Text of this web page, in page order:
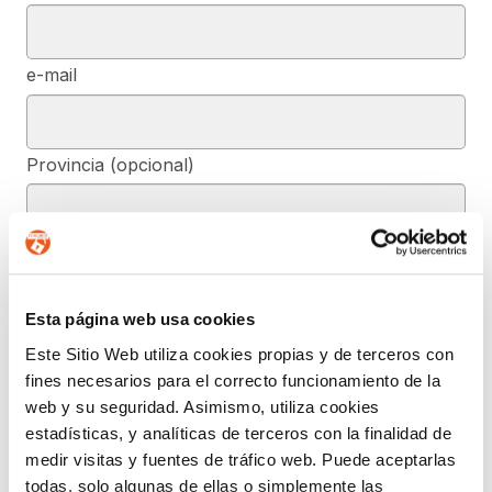
Esta página web usa cookies
Este Sitio Web utiliza cookies propias y de terceros con
fines necesarios para el correcto funcionamiento de la
web y su seguridad. Asimismo, utiliza cookies
estadísticas, y analíticas de terceros con la finalidad de
medir visitas y fuentes de tráfico web. Puede aceptarlas
todas, solo algunas de ellas o simplemente las
e-mail
Provincia (opcional)
Mensaje (opcional)
De conformidad con el RGPD y la LOPDGDD, SEGURIDAD Y
PRIVACIDAD DE DATOS, S.L. tratará los datos facilitados, con la
finalidad de contestar a las dudas y/o quejas planteadas a través
del presente formulario y facilitar la información solicitada. Podrá
ejercer, si lo desea, los derechos de acceso, rectificación,
supresión, y demás reconocidos en la normativa mencionada. Para
obtener más información acerca de cómo estamos tratando sus
datos, acceda a nuestra política de privacidad.